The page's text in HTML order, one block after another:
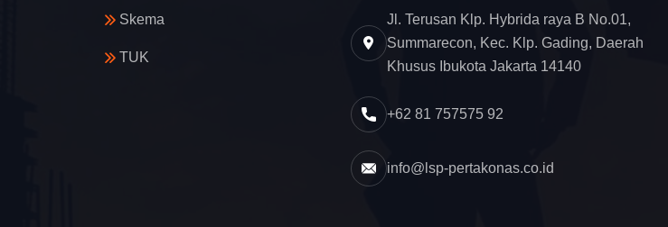
Skema
TUK
Jl. Terusan Klp. Hybrida raya B No.01,
Summarecon, Kec. Klp. Gading, Daerah
Khusus Ibukota Jakarta 14140
+62 81 757575 92
info@lsp-pertakonas.co.id